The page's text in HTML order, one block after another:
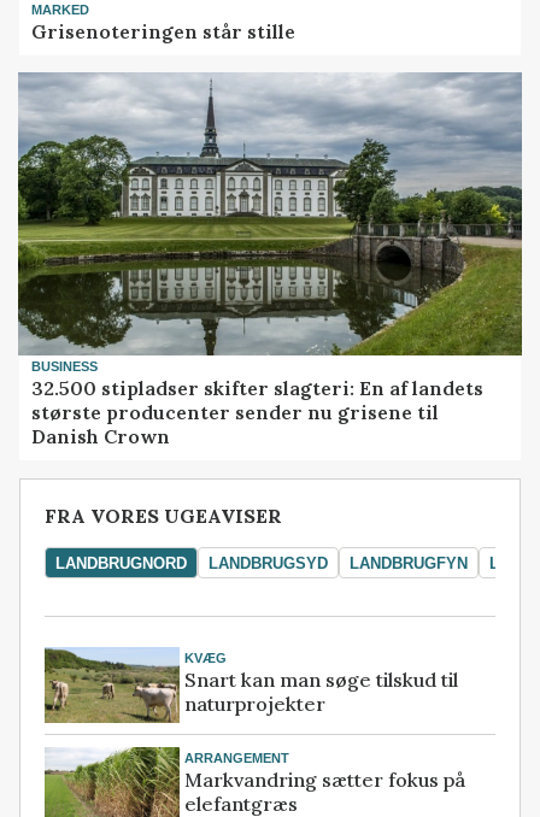
MARKED
Grisenoteringen står stille
BUSINESS
32.500 stipladser skifter slagteri: En af landets
største producenter sender nu grisene til
Danish Crown
FRA VORES UGEAVISER
LANDBRUGNORD LANDBRUGSYD LANDBRUGFYN
KVÆG
Snart kan man søge tilskud til
naturprojekter
ARRANGEMENT
Markvandring sætter fokus på
elefantgræs